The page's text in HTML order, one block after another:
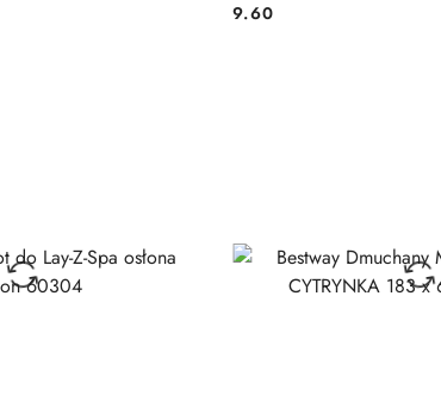
Cena:
9.60